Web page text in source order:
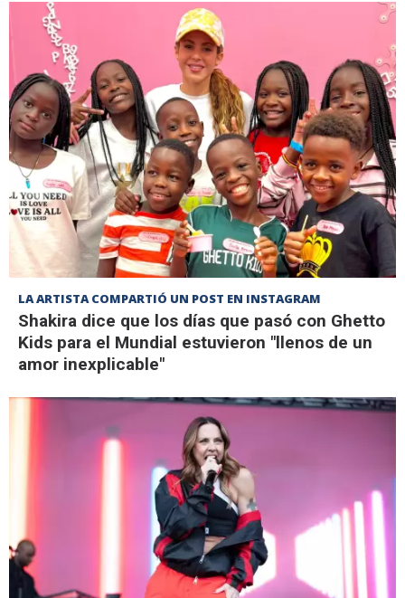
LA ARTISTA COMPARTIÓ UN POST EN INSTAGRAM
Shakira dice que los días que pasó con Ghetto
Kids para el Mundial estuvieron "llenos de un
amor inexplicable"